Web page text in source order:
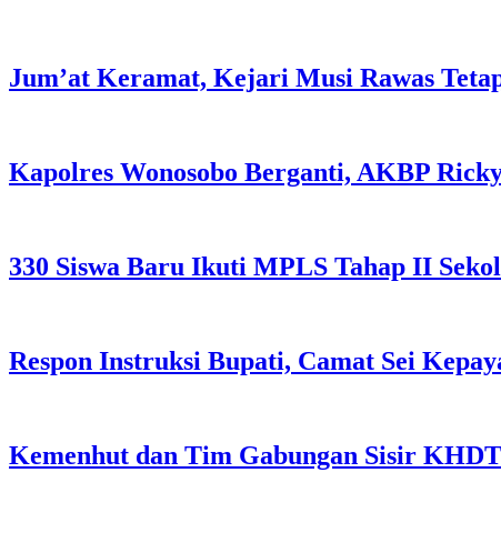
Jum’at Keramat, Kejari Musi Rawas
Kapolres Wonosobo Berganti, AKBP
330 Siswa Baru Ikuti MPLS Tahap II
Respon Instruksi Bupati, Camat Sei
Kemenhut dan Tim Gabungan Sisir